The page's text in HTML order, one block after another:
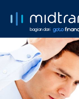
bagian dari